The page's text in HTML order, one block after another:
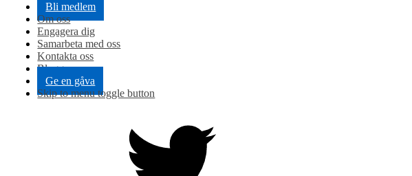
Bli medlem
Om oss
Engagera dig
Samarbeta med oss
Kontakta oss
Blogg
Ge en gåva
Skip to menu toggle button